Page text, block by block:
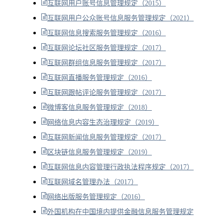
互联网用户账号信息管理规定（2015）
互联网用户公众账号信息服务管理规定（2021）
互联网信息搜索服务管理规定（2016）
互联网论坛社区服务管理规定（2017）
互联网群组信息服务管理规定（2017）
互联网直播服务管理规定（2016）
互联网跟帖评论服务管理规定（2017）
微博客信息服务管理规定（2018）
网络信息内容生态治理规定（2019）
互联网新闻信息服务管理规定（2017）
区块链信息服务管理规定（2019）
互联网信息内容管理行政执法程序规定（2017）
互联网域名管理办法（2017）
网络出版服务管理规定（2016）
外国机构在中国境内提供金融信息服务管理规定